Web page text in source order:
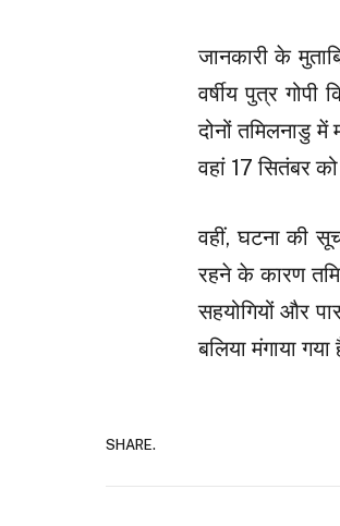
जानकारी के
वर्षीय पुत्र
दोनों तमिलनाडु
वहां 17 सितंबर
वहीं, घटना की
रहने के कारण
सहयोगियों और
बलिया मंगाया गया
SHARE.